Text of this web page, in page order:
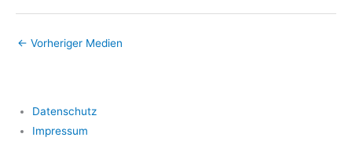
← Vorheriger Medien
Datenschutz
Impressum